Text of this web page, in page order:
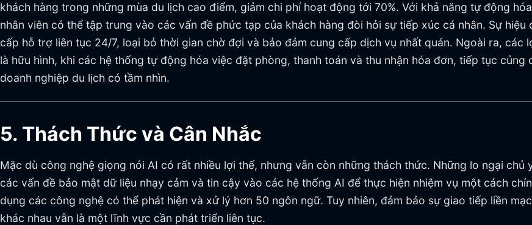
khách hàng trong những mùa du lịch cao điểm, giảm chi phí hoạt động tới 70%. Với khả năng tự động
nhân viên có thể tập trung vào các vấn đề phức tạp của khách hàng đòi hỏi sự tiếp xúc cá nhân. Sự
cấp hỗ trợ liên tục 24/7, loại bỏ thời gian chờ đợi và bảo đảm cung cấp dịch vụ nhất quán. Ngoài ra, các
là hữu hình, khi các hệ thống tự động hóa việc đặt phòng, thanh toán và thu nhận hóa đơn, tiếp tục
doanh nghiệp du lịch có tầm nhìn.
5. Thách Thức và Cân Nhắc
Mặc dù công nghệ giọng nói AI có rất nhiều lợi thế, nhưng vẫn còn những thách thức. Những lo ngại
các vấn đề bảo mật dữ liệu nhạy cảm và tin cậy vào các hệ thống AI để thực hiện nhiệm vụ một cách
dụng các công nghệ có thể phát hiện và xử lý hơn 50 ngôn ngữ. Tuy nhiên, đảm bảo sự giao tiếp liền
khác nhau vẫn là một lĩnh vực cần phát triển liên tục.